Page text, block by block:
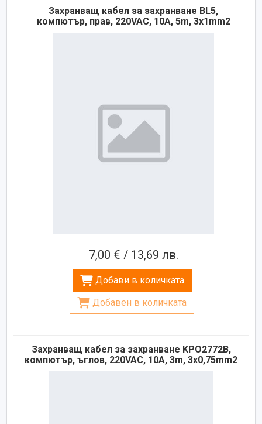
Захранващ кабел за захранване BL5,
компютър, прав, 220VAC, 10A, 5m, 3x1mm2
7,00 € / 13,69 лв.
Добави в количката
Добавен в количката
Захранващ кабел за захранване KPO2772B,
компютър, ъглов, 220VAC, 10A, 3m, 3x0,75mm2